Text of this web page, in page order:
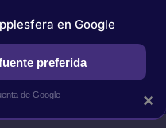
SELECCIÓN
×
en Google
preferida
de Google